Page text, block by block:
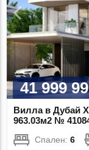
41 999
Вилла в Дубай
963.03м2 №
Спален:6